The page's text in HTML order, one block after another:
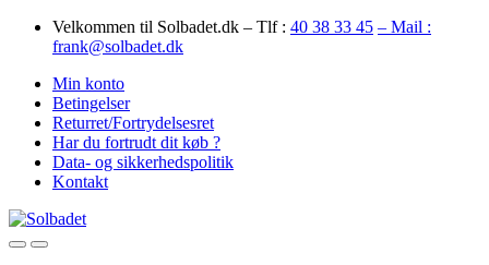
Skip
Skip
Velkommen til Solbadet.dk – Tlf : 40 38 33 45 – Mail :
frank@solbadet.dk
Min konto
Betingelser
Returret/Fortrydelsesret
Har du fortrudt dit køb ?
Data- og sikkerhedspolitik
Kontakt
OpenClose